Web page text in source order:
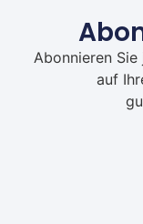
Abonnieren
auf